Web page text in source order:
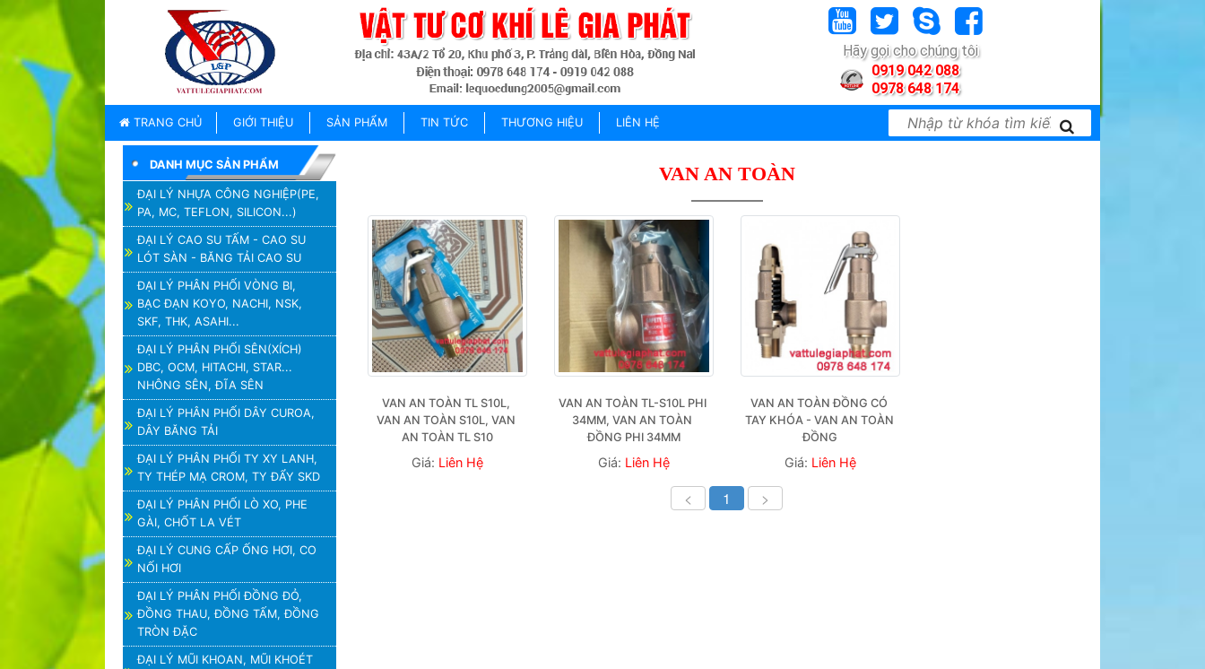
Hãy gọi cho chúng tôi
0919 042 088
0978 648 174
TRANG CHỦ GIỚI THIỆU SẢN PHẨM TIN TỨC THƯƠNG HIỆU LIÊN HỆ
TRANG
CHỦ
SẢN
PHẨM
THƯƠNG
TIN
TỨC
DANH MỤC SẢN PHẨM
ĐẠI LÝ NHỰA CÔNG NGHIỆP(PE,
PA, MC, TEFLON, SILICON...)
ĐẠI LÝ CAO SU TẤM - CAO SU
LÓT SÀN - BĂNG TẢI CAO SU
ĐẠI LÝ PHÂN PHỐI VÒNG BI,
BẠC ĐẠN KOYO, NACHI, NSK,
SKF, THK, ASAHI...
ĐẠI LÝ PHÂN PHỐI SÊN(XÍCH)
DBC, OCM, HITACHI, STAR...
NHÔNG SÊN, ĐĨA SÊN
ĐẠI LÝ PHÂN PHỐI DÂY CUROA,
DÂY BĂNG TẢI
ĐẠI LÝ PHÂN PHỐI TY XY LANH,
TY THÉP MẠ CROM, TY ĐẨY SKD
ĐẠI LÝ PHÂN PHỐI LÒ XO, PHE
GÀI, CHỐT LA VÉT
ĐẠI LÝ CUNG CẤP ỐNG HƠI, CO
NỐI HƠI
ĐẠI LÝ PHÂN PHỐI ĐỒNG ĐỎ,
ĐỒNG THAU, ĐỒNG TẤM, ĐỒNG
TRÒN ĐẶC
ĐẠI LÝ MŨI KHOAN, MŨI KHOÉT
VAN AN TOÀN
VAN AN TOÀN TL S10L,
VAN AN TOÀN S10L, VAN
AN TOÀN TL S10
Giá: Liên Hệ
VAN AN TOÀN TL-S10L PHI
34MM, VAN AN TOÀN
ĐỒNG PHI 34MM
Giá: Liên Hệ
VAN AN TOÀN ĐỒNG CÓ
TAY KHÓA - VAN AN TOÀN
ĐỒNG
Giá: Liên Hệ
< 1 >